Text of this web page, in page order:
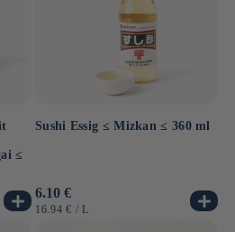
≤
Sushi Essig ≤ Mizkan ≤ 360 ml
Normaler
Preis
6.10 €
GRUNDPREIS
16.94 € / PRO
L